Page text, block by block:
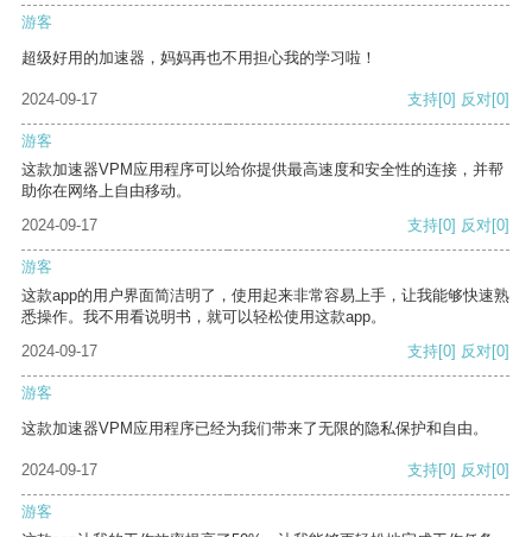
游客
超级好用的加速器，妈妈再也不用担心我的学习啦！
2024-09-17 支持[0] 反对[0]
游客
这款加速器VPM应用程序可以给你提供最高速度和安全性的连接，并帮
助你在网络上自由移动。
2024-09-17
支持[0] 反对[0]
游客
这款app的用户界面简洁明了，使用起来非常容易上手，让我能够快速熟
悉操作。我不用看说明书，就可以轻松使用这款app。
2024-09-17
支持[0] 反对[0]
游客
这款加速器VPM应用程序已经为我们带来了无限的隐私保护和自由。
2024-09-17 支持[0] 反对[0]
游客